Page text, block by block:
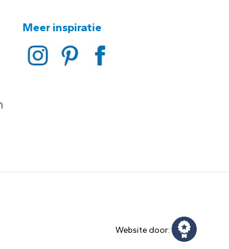
Meer inspiratie
Website door: